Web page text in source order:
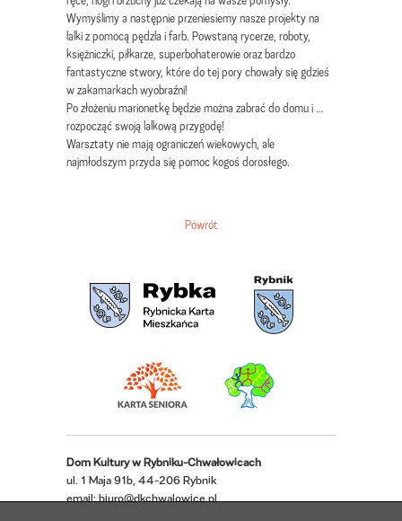
Wymyślimy a następnie przeniesiemy nasze projekty na
lalki z pomocą pędzla i farb. Powstaną rycerze, roboty,
księżniczki, piłkarze, superbohaterowie oraz bardzo
fantastyczne stwory, które do tej pory chowały się gdzieś
w zakamarkach wyobraźni!
Po złożeniu marionetkę będzie można zabrać do domu i …
rozpocząć swoją lalkową przygodę!
Warsztaty nie mają ograniczeń wiekowych, ale
najmłodszym przyda się pomoc kogoś dorosłego.
Powrót
Dom Kultury w Rybniku-Chwałowicach
ul. 1 Maja 91b, 44-206 Rybnik
email:biuro@dkchwalowice.pl